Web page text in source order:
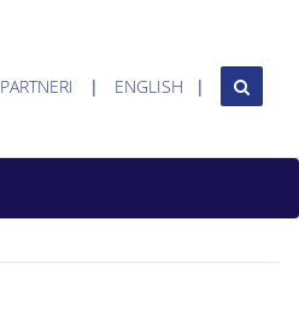
PARTNERI ENGLISH